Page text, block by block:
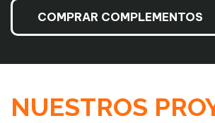
COMPRAR COMPLEMENTOS
NUESTROS